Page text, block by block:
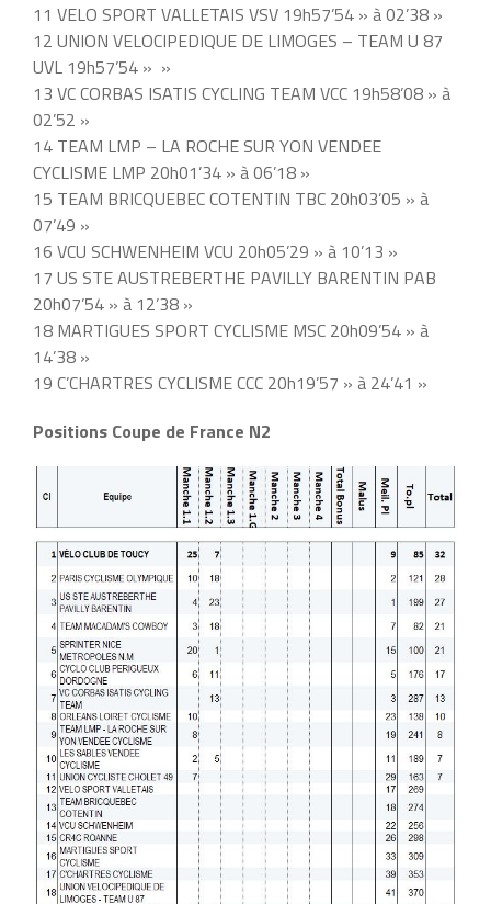
11 VELO SPORT VALLETAIS VSV 19h57’54 » à 02’38 »
12 UNION VELOCIPEDIQUE DE LIMOGES – TEAM U 87
UVL 19h57’54 » »
13 VC CORBAS ISATIS CYCLING TEAM VCC 19h58’08 » à
02’52 »
14 TEAM LMP – LA ROCHE SUR YON VENDEE
CYCLISME LMP 20h01’34 » à 06’18 »
15 TEAM BRICQUEBEC COTENTIN TBC 20h03’05 » à
07’49 »
16 VCU SCHWENHEIM VCU 20h05’29 » à 10’13 »
17 US STE AUSTREBERTHE PAVILLY BARENTIN PAB
20h07’54 » à 12’38 »
18 MARTIGUES SPORT CYCLISME MSC 20h09’54 » à
14’38 »
19 C’CHARTRES CYCLISME CCC 20h19’57 » à 24’41 »
Positions Coupe de France N2